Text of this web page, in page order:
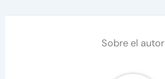
Sobre el autor